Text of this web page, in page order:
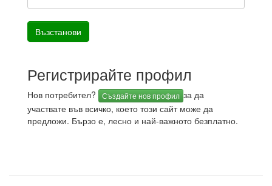
Регистрирайте профил
Нов потребител? Създайте нов профил за да
участвате във всичко, което този сайт може да
предложи. Бързо е, лесно и най-важното безплатно.